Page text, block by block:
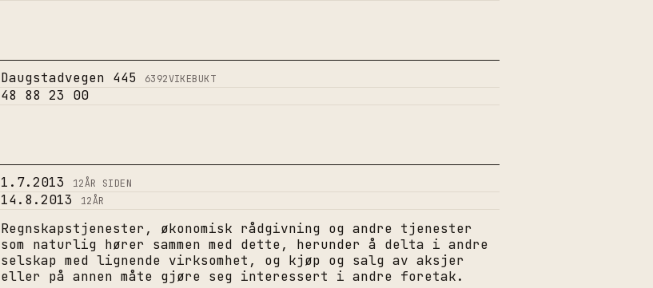
Daugstadvegen 445 6392VIKEBUKT
48 88 23 00
1.7.2013 12ÅR SIDEN
14.8.2013 12ÅR
Regnskapstjenester, økonomisk rådgivning og andre tjenester
som naturlig hører sammen med dette, herunder å delta i andre
selskap med lignende virksomhet, og kjøp og salg av aksjer
eller på annen måte gjøre seg interessert i andre foretak.